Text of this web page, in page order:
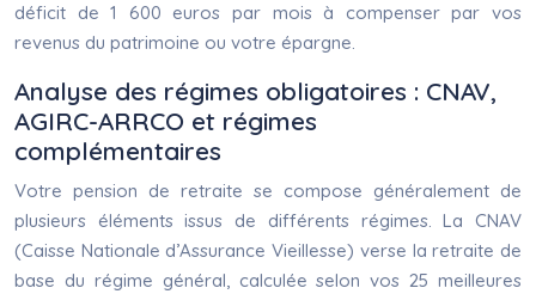
déficit de 1 600 euros par mois à compenser par vos
revenus du patrimoine ou votre épargne.
Analyse des régimes obligatoires : CNAV,
AGIRC-ARRCO et régimes
complémentaires
Votre pension de retraite se compose généralement de
plusieurs éléments issus de différents régimes. La CNAV
(Caisse Nationale d’Assurance Vieillesse) verse la retraite de
base du régime général, calculée selon vos 25 meilleures